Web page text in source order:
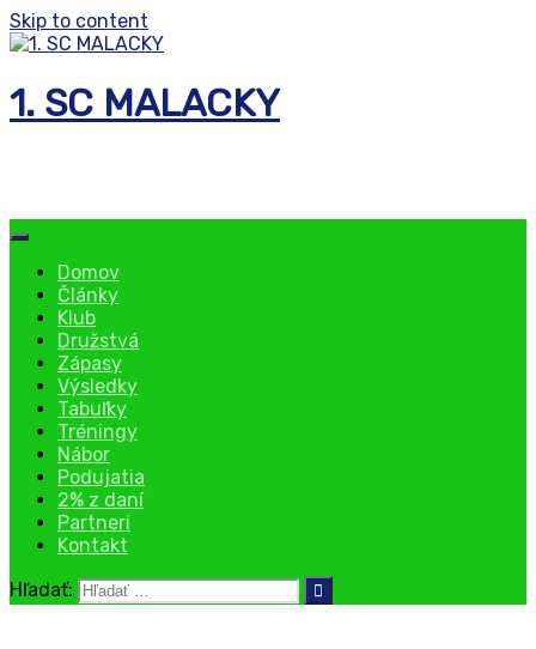
Skip to content
1. SC MALACKY
Domov
Články
Klub
Družstvá
Zápasy
Výsledky
Tabuľky
Tréningy
Nábor
Podujatia
2% z daní
Partneri
Kontakt
Hľadať: